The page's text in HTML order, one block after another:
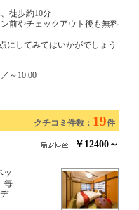
徒歩約10分
前やチェックアウト後も無料
にしてみてはいかがでしょう
～10:00
クチコミ件数： 19件
￥12400～
ッ
毎